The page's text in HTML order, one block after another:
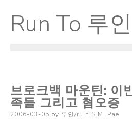
Skip
to
Run To 루인
브로크백 마운틴: 이
족들 그리고 혐오증
Posted
2006-03-05 by 루인/ruin S.M. Pae